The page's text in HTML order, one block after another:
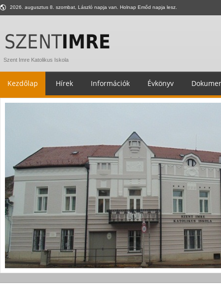
2026. augusztus 8. szombat, László napja van. Holnap Emőd napja lesz.
Szent Imre Katolikus Iskola
Kezdőlap Hírek Információk Évkönyv